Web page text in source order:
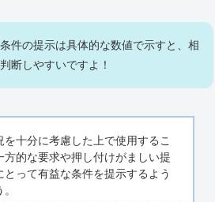
件の提示は具体的な数値で示すと、相
断しやすいですよ！
十分に考慮した上で使用するこ
方的な要求や押し付けがましい提
って有益な条件を提示するよう